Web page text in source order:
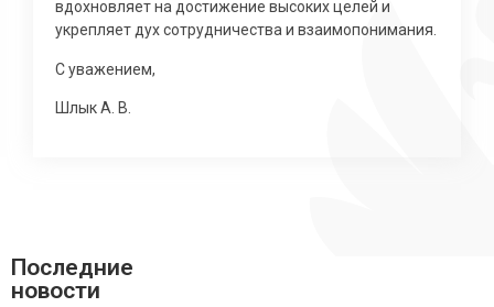
вдохновляет на достижение высоких целей и
укрепляет дух сотрудничества и взаимопонимания.
С уважением,
Шлык А. В.
Последние
новости